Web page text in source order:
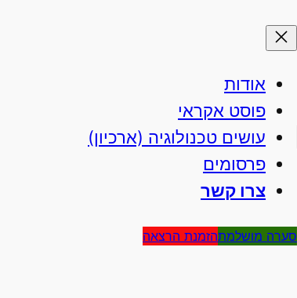
אודות
פוסט אקראי
עושים טכנולוגיה (ארכיון)
פרסומים
צרו קשר
סערה מושלמתהזמנת הרצאה